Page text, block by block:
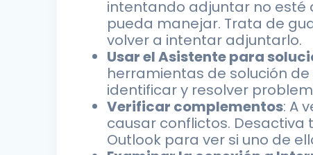
intentando adjuntar no esté
pueda manejar. Trata de
volver a intentar adjuntarlo.
Usar el Asistente para
herramientas de solución
identificar y resolver
Verificar complementos: A
causar conflictos.
Outlook para ver si uno de